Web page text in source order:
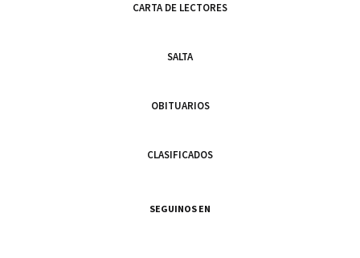
CARTA DE LECTORES
SALTA
OBITUARIOS
CLASIFICADOS
SEGUINOS EN